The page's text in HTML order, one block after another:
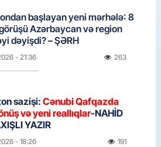
başlayan yeni mərhələ: 8
Azərbaycan və region
dəyişdi? – ŞƏRH
- 21:36 263
sazişi:Cənubi Qafqazda
və yeni reallıqlar-NAHİD
YAZIR
- 18:26 191